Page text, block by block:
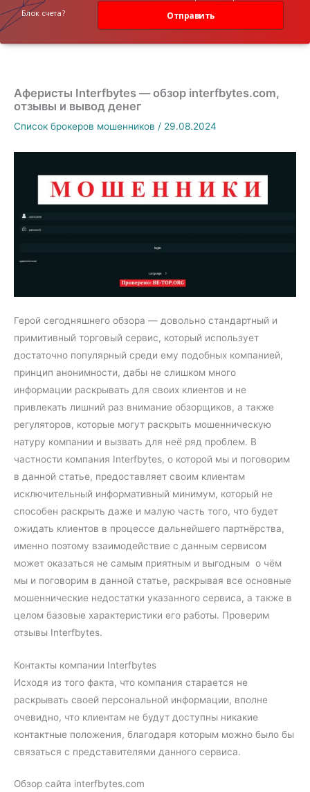
Блок счета? Отправить
Аферисты Interfbytes — обзор interfbytes.com,
отзывы и вывод денег
Список брокеров мошенников / 29.08.2024
Герой сегодняшнего обзора — довольно стандартный и
примитивный торговый сервис, который использует
достаточно популярный среди ему подобных компанией,
принцип анонимности, дабы не слишком много
информации раскрывать для своих клиентов и не
привлекать лишний раз внимание обзорщиков, а также
регуляторов, которые могут раскрыть мошенническую
натуру компании и вызвать для неё ряд проблем. В
частности компания Interfbytes, о которой мы и поговорим
в данной статье, предоставляет своим клиентам
исключительный информативный минимум, который не
способен раскрыть даже и малую часть того, что будет
ожидать клиентов в процессе дальнейшего партнёрства,
именно поэтому взаимодействие с данным сервисом
может оказаться не самым приятным и выгодным о чём
мы и поговорим в данной статье, раскрывая все основные
мошеннические недостатки указанного сервиса, а также в
целом базовые характеристики его работы. Проверим
отзывы Interfbytes.
Контакты компании Interfbytes
Исходя из того факта, что компания старается не
раскрывать своей персональной информации, вполне
очевидно, что клиентам не будут доступны никакие
контактные положения, благодаря которым можно было бы
связаться с представителями данного сервиса.
Обзор сайта interfbytes.com